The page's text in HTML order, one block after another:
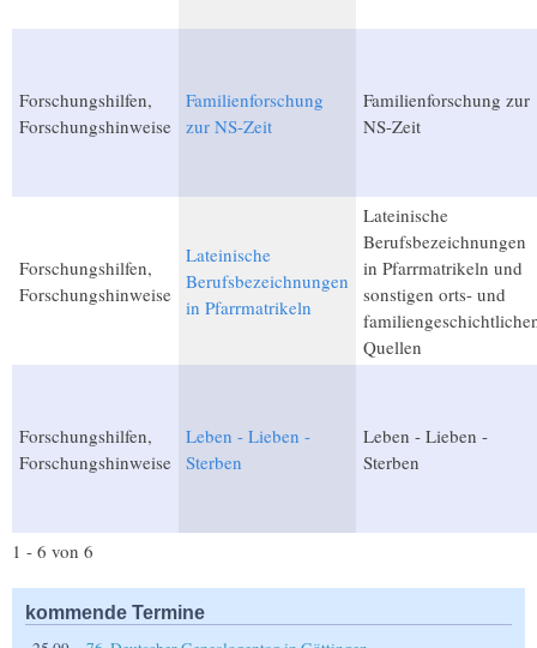
Forschungshilfen,
Forschungshinweise
Familienforschung
zur NS-Zeit
Familienforschung zur
NS-Zeit
Forschungshilfen,
Forschungshinweise
Lateinische
Berufsbezeichnungen
in Pfarrmatrikeln
Lateinische
Berufsbezeichnungen
in Pfarrmatrikeln und
sonstigen orts- und
Quellen
Forschungshilfen,
Forschungshinweise
Leben - Lieben -
Sterben
Leben - Lieben -
Sterben
1 - 6 von 6
kommende Termine